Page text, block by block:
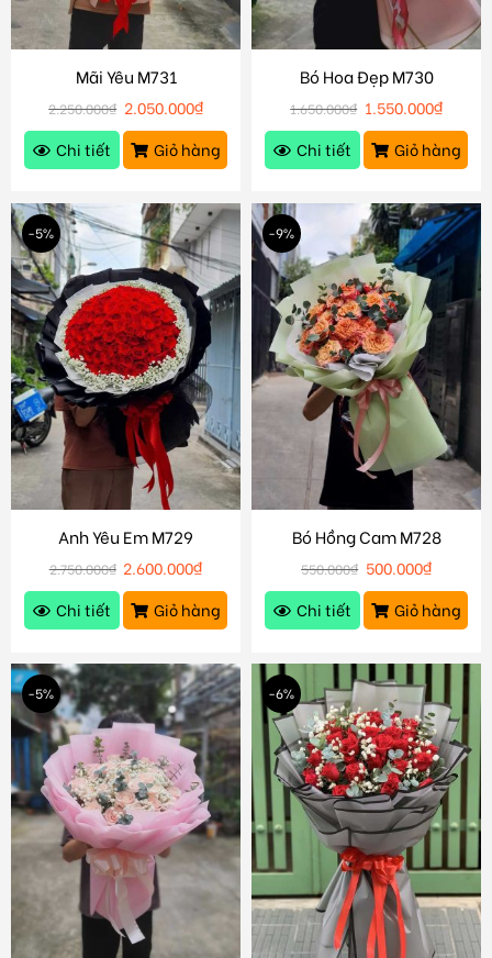
Mãi Yêu M731
2.250.000₫ 2.050.000₫
Chi tiết
Giỏ hàng
Bó Hoa Đẹp M730
1.650.000₫ 1.550.000₫
Chi tiết
Giỏ hàng
-5%
Anh Yêu Em M729
2.750.000₫ 2.600.000₫
Chi tiết
Giỏ hàng
-9%
Bó Hồng Cam M728
550.000₫ 500.000₫
Chi tiết
Giỏ hàng
-5% -6%